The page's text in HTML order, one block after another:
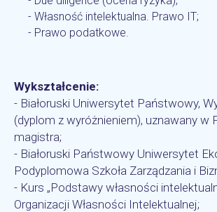
- Własność intelektualna. Prawo IT;
- Prawo podatkowe.
Wykształcenie:
- Białoruski Uniwersytet Państwowy,
(dyplom z wyróżnieniem), uznawany w
magistra;
- Białoruski Państwowy Uniwersytet
Podyplomowa Szkoła Zarządzania i
- Kurs „Podstawy własności
Organizacji Własności Intelektualnej;